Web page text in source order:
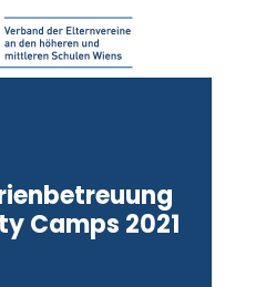
Camps 2021